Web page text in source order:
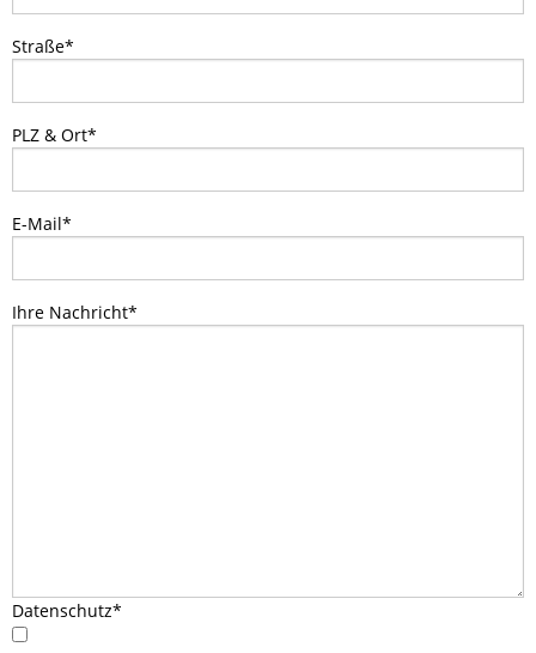
SITEMAP
CORONA
EHRENAMT
Straße*
PLZ & Ort*
E-Mail*
Ihre Nachricht*
Datenschutz*